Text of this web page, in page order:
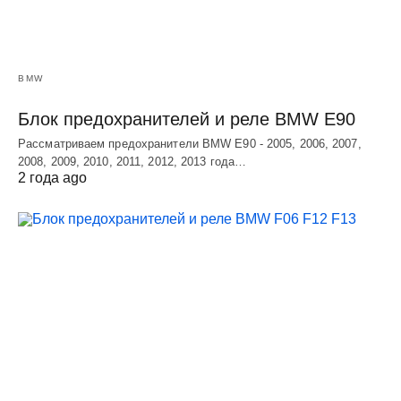
BMW
Блок предохранителей и реле BMW E90
Рассматриваем предохранители BMW E90 - 2005, 2006, 2007,
2008, 2009, 2010, 2011, 2012, 2013 года…
2 года ago